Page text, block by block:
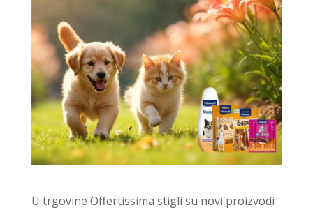
U trgovine Offertissima stigli su novi proizvodi